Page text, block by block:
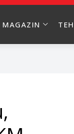
MAGAZIN